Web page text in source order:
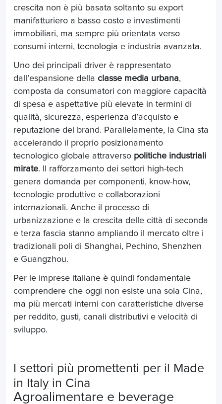
crescita non è più basata soltanto su export
manifatturiero a basso costo e investimenti
immobiliari, ma sempre più orientata verso
consumi interni, tecnologia e industria avanzata.
Uno dei principali driver è rappresentato
dall’espansione della classe media urbana,
composta da consumatori con maggiore capacità
di spesa e aspettative più elevate in termini di
qualità, sicurezza, esperienza d’acquisto e
reputazione del brand. Parallelamente, la Cina sta
accelerando il proprio posizionamento
tecnologico globale attraverso politiche industriali
mirate. Il rafforzamento dei settori high-tech
genera domanda per componenti, know-how,
tecnologie produttive e collaborazioni
internazionali. Anche il processo di
urbanizzazione e la crescita delle città di seconda
e terza fascia stanno ampliando il mercato oltre i
tradizionali poli di Shanghai, Pechino, Shenzhen
e Guangzhou.
Per le imprese italiane è quindi fondamentale
comprendere che oggi non esiste una sola Cina,
ma più mercati interni con caratteristiche diverse
per reddito, gusti, canali distributivi e velocità di
sviluppo.
I settori più promettenti per il Made
in Italy in Cina
Agroalimentare e beverage